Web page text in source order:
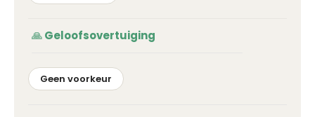
Geloofsovertuiging
Geen voorkeur